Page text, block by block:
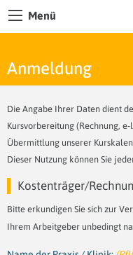
Menü
Anmeldung
Die Angabe Ihrer Daten dient
Kursvorbereitung (Rechnung,
Übermittlung unserer
Dieser Nutzung können Sie
Kostenträger/
Bitte erkundigen Sie sich zur
Ihrem Arbeitgeber unbedingt